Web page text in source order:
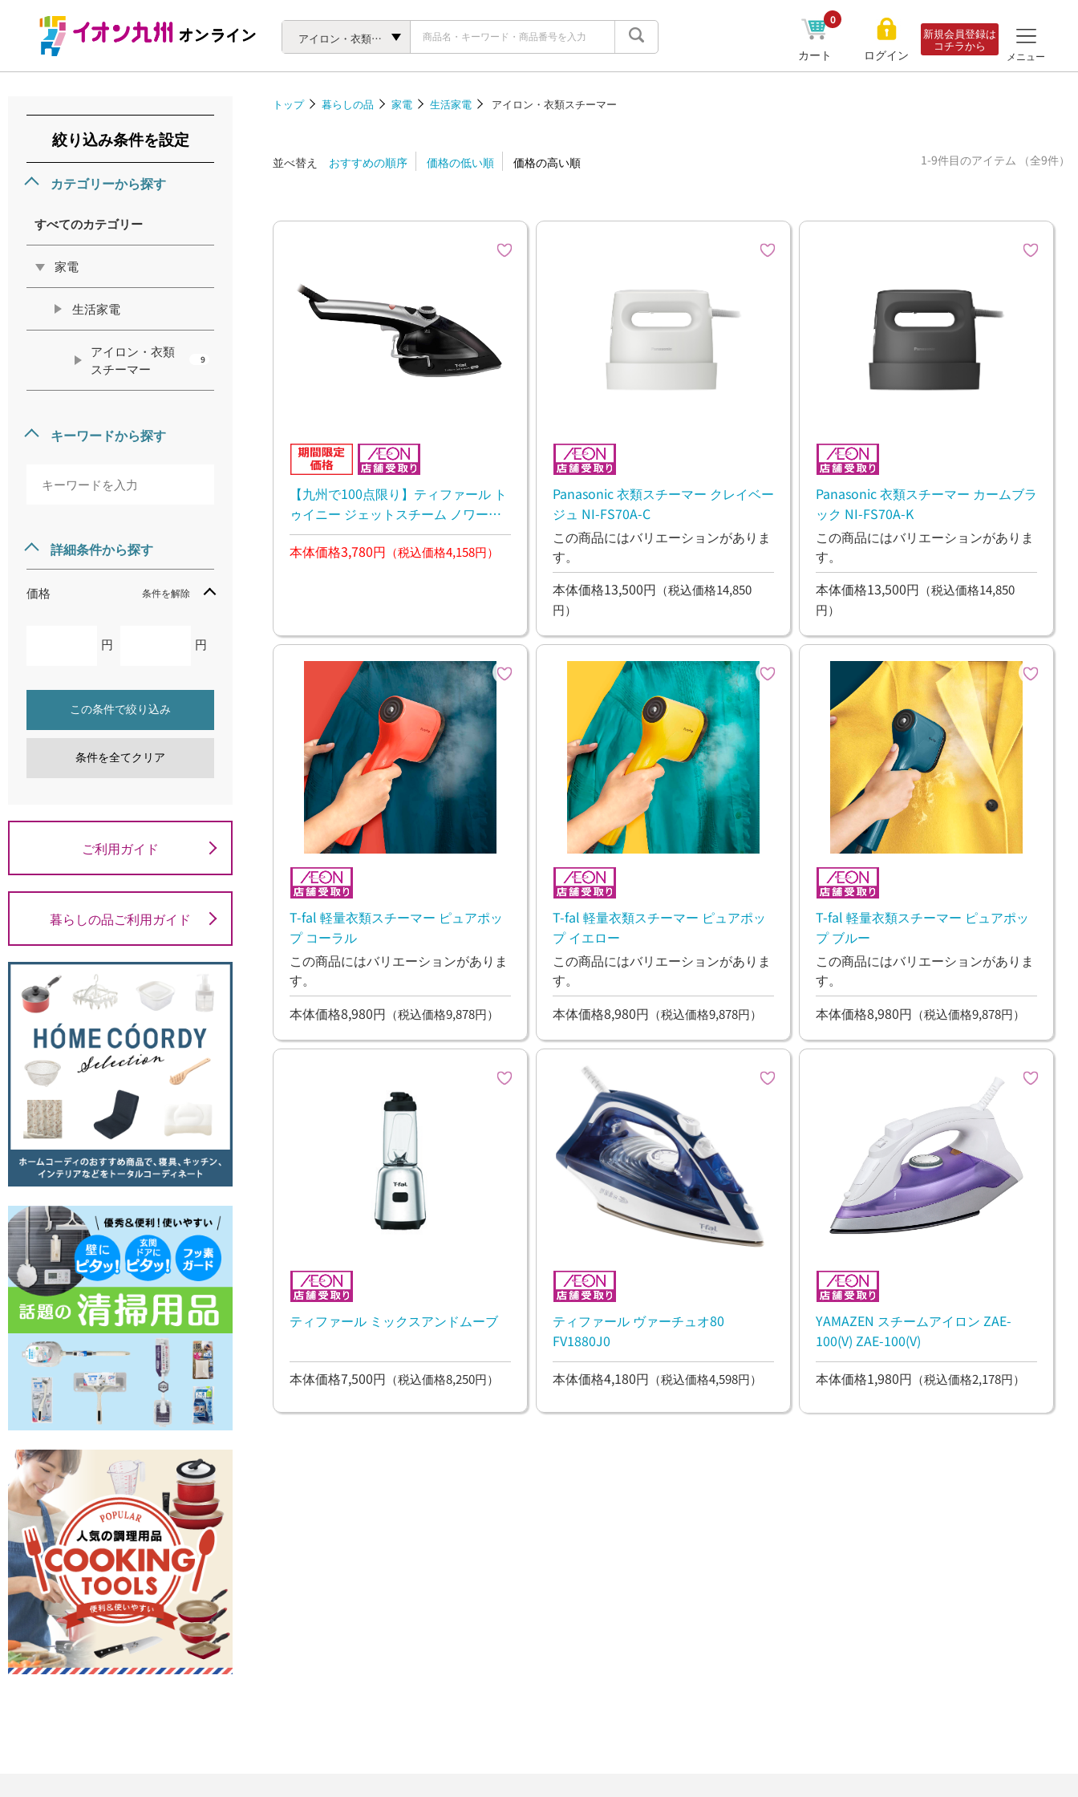
アイロン・衣類スチーマー
カート
0
ログイン
新規会員登録は
コチラから
メニュー
絞り込み条件を設定
カテゴリーから探す
すべてのカテゴリー
家電
生活家電
アイロン・衣類
スチーマー
9
キーワードから探す
詳細条件から探す
価格 条件を解除
円 円
この条件で絞り込み
条件を全てクリア
ご利用ガイド
暮らしの品ご利用ガイド
トップ 暮らしの品 家電 生活家電 アイロン・衣類スチーマー
並べ替え おすすめの順序 価格の低い順 価格の高い順 1-9件目のアイテム （全9件）
【九州で100点限り】ティファール ト
ゥイニー ジェットスチーム ノワール
DV9001J0 DV9001J0
本体価格3,780円 （税込価格4,158円）
Panasonic 衣類スチーマー クレイベー
ジュ NI-FS70A-C
この商品にはバリエーションがありま
す。
本体価格13,500円 （税込価格14,850
円）
Panasonic 衣類スチーマー カームブラ
ック NI-FS70A-K
この商品にはバリエーションがありま
す。
本体価格13,500円 （税込価格14,850
円）
T-fal 軽量衣類スチーマー ピュアポッ
プ コーラル
この商品にはバリエーションがありま
す。
本体価格8,980円 （税込価格9,878円）
T-fal 軽量衣類スチーマー ピュアポッ
プ イエロー
この商品にはバリエーションがありま
す。
本体価格8,980円 （税込価格9,878円）
T-fal 軽量衣類スチーマー ピュアポッ
プ ブルー
この商品にはバリエーションがありま
す。
本体価格8,980円 （税込価格9,878円）
ティファール ミックスアンドムーブ
本体価格7,500円 （税込価格8,250円）
ティファール ヴァーチュオ80
FV1880J0
本体価格4,180円 （税込価格4,598円）
YAMAZEN スチームアイロン ZAE-
100(V) ZAE-100(V)
本体価格1,980円 （税込価格2,178円）